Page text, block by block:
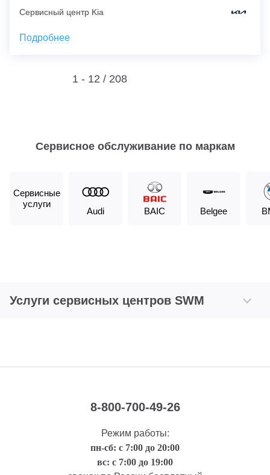
Сервисный центр Kia
Подробнее
1 - 12 / 208
Сервисное обслуживание по маркам
Сервисные
услуги
Audi BAIC Belgee
Услуги сервисных центров SWM
8-800-700-49-26
Режим работы:
пн-сб: с 7:00 до 20:00
вс: с 7:00 до 19:00